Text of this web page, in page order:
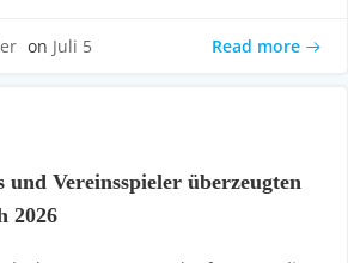
on Juli 5 Read more
und Vereinsspieler überzeugten
2026